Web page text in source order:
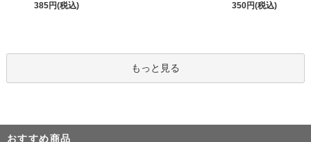
385円(税込)
350円(税込)
もっと見る
おすすめ商品